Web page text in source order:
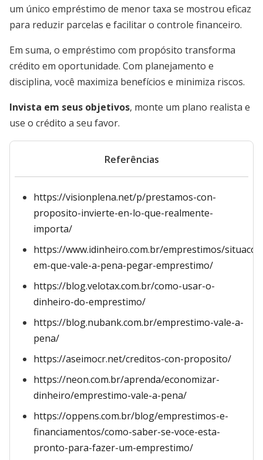
um único empréstimo de menor taxa se mostrou eficaz
para reduzir parcelas e facilitar o controle financeiro.
Em suma, o empréstimo com propósito transforma
crédito em oportunidade. Com planejamento e
disciplina, você maximiza benefícios e minimiza riscos.
Invista em seus objetivos, monte um plano realista e
use o crédito a seu favor.
Referências
https://visionplena.net/p/prestamos-con-
proposito-invierte-en-lo-que-realmente-
importa/
https://www.idinheiro.com.br/emprestimos/
em-que-vale-a-pena-pegar-emprestimo/
https://blog.velotax.com.br/como-usar-o-
dinheiro-do-emprestimo/
https://blog.nubank.com.br/emprestimo-vale-a-
pena/
https://aseimocr.net/creditos-con-proposito/
https://neon.com.br/aprenda/economizar-
dinheiro/emprestimo-vale-a-pena/
https://oppens.com.br/blog/emprestimos-e-
financiamentos/como-saber-se-voce-esta-
pronto-para-fazer-um-emprestimo/